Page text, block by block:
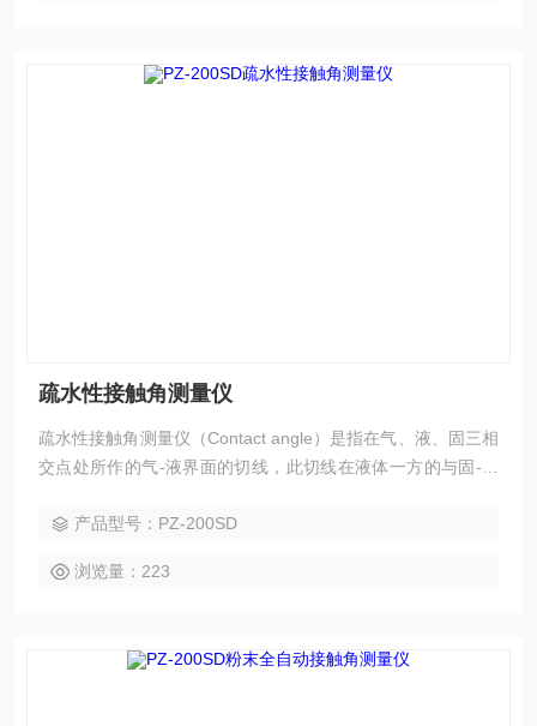
疏水性接触角测量仪
疏水性接触角测量仪（Contact angle）是指在气、液、固三相
交点处所作的气-液界面的切线，此切线在液体一方的与固-液
方法。产品型号：PZ-200SD
浏览量：223